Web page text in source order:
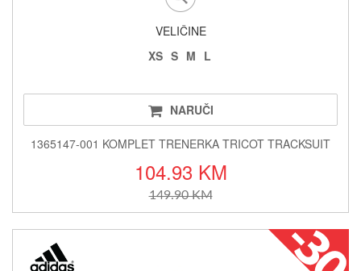
VELIČINE
XS S M L
NARUČI
1365147-001 KOMPLET TRENERKA TRICOT TRACKSUIT
104.93 KM
149.90 KM